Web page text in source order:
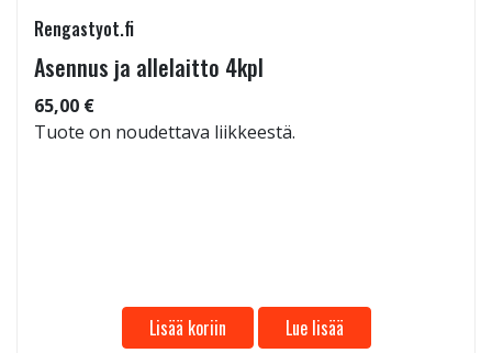
Rengastyot.fi
Asennus ja allelaitto 4kpl
65,00 €
Tuote on noudettava liikkeestä.
Lisää koriin Lue lisää